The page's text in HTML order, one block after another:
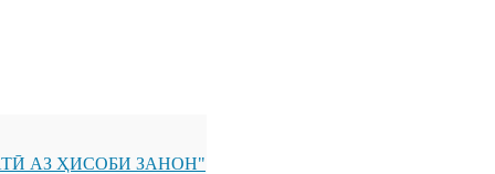
АЗ ҲИСОБИ ЗАНОН"